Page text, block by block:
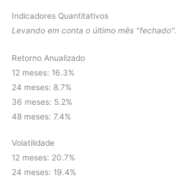
Indicadores Quantitativos
Levando em conta o último mês "fechado".
Retorno Anualizado
12 meses: 16.3%
24 meses: 8.7%
36 meses: 5.2%
48 meses: 7.4%
Volatilidade
12 meses: 20.7%
24 meses: 19.4%